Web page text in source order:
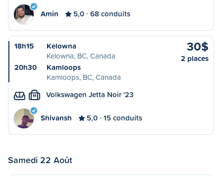
Amin 5,0 68 conduits
18h15
Kelowna
Kelowna, BC, Canada
20h30
Kamloops
Kamloops, BC, Canada
30$
2 places
M Volkswagen Jetta Noir '23
Shivansh 5,0 15 conduits
Samedi 22 Août